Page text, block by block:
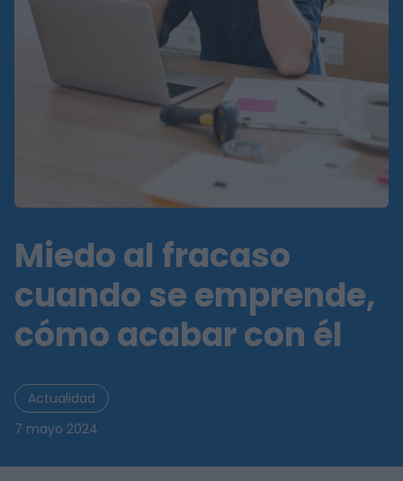
Miedo al fracaso
cuando se emprende,
cómo acabar con él
Actualidad
7 mayo 2024